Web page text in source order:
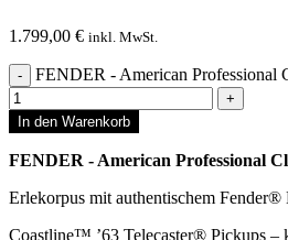
1.799,00 € inkl. MwSt.
FENDER - American Professional
In den Warenkorb
FENDER - American Professional
Erlekorpus mit authentischem
Coastline™ ’63 Telecaster® Pickups –